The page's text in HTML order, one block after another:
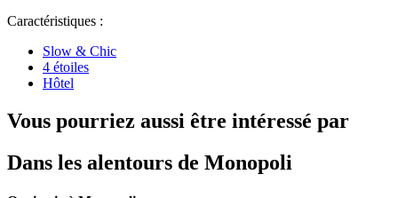
Caractéristiques :
Slow & Chic
4 étoiles
Hôtel
Vous pourriez aussi être intéressé par
Dans les alentours de Monopoli